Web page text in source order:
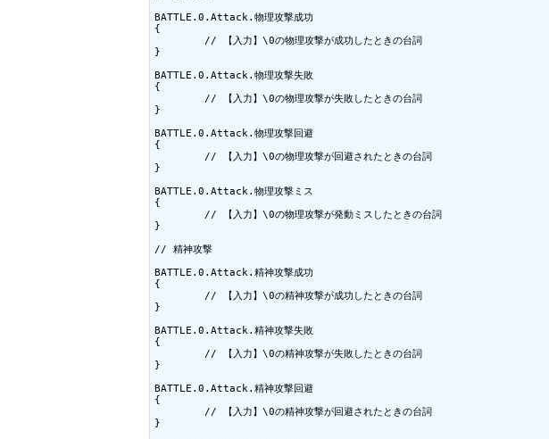
BATTLE.0.Attack.物理攻撃成功
{
}
BATTLE.0.Attack.物理攻撃失敗
{
}
BATTLE.0.Attack.物理攻撃回避
{
}
BATTLE.0.Attack.物理攻撃ミス
{
}
// 精神攻撃
BATTLE.0.Attack.精神攻撃成功
{
}
BATTLE.0.Attack.精神攻撃失敗
{
}
BATTLE.0.Attack.精神攻撃回避
{
}